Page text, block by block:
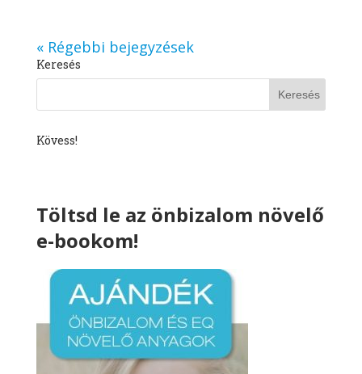
« Régebbi bejegyzések
Keresés
Kövess!
Töltsd le az önbizalom növelő
e-bookom!